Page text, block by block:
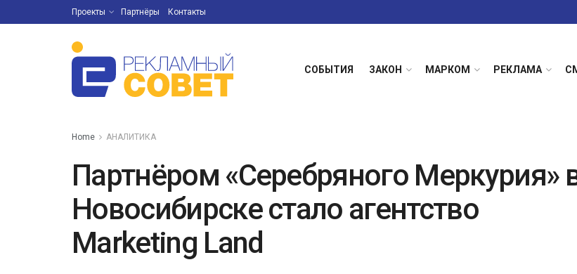
Проекты Партнёры Контакты
СОБЫТИЯ ЗАКОН МАРКОМ РЕКЛАМА
Home АНАЛИТИКА
Партнёром «Серебряного Меркурия»
Новосибирске стало агентство
Marketing Land